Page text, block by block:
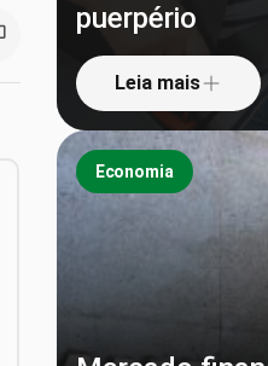
puerpério
Leia mais
Economia